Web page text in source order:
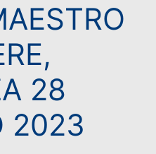
28
2023